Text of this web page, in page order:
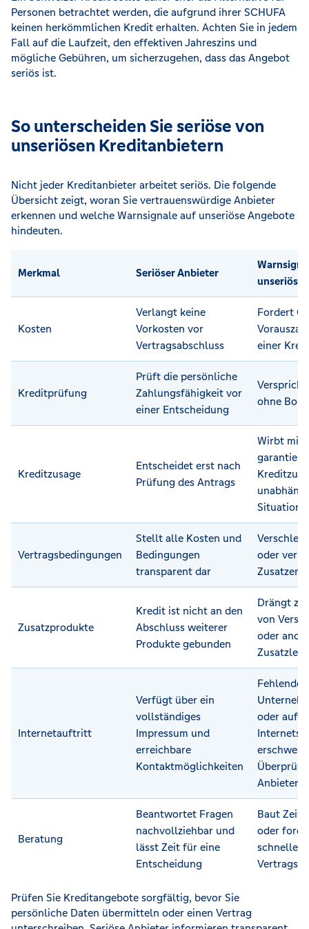
Personen betrachtet werden, die aufgrund ihrer SCHUFA
keinen herkömmlichen Kredit erhalten. Achten Sie in jedem
Fall auf die Laufzeit, den effektiven Jahreszins und
mögliche Gebühren, um sicherzugehen, dass das Angebot
seriös ist.
So unterscheiden Sie seriöse von
unseriösen Kreditanbietern
Nicht jeder Kreditanbieter arbeitet seriös. Die folgende
Übersicht zeigt, woran Sie vertrauenswürdige Anbieter
erkennen und welche Warnsignale auf unseriöse Angebote
hindeuten.
Merkmal Seriöser Anbieter
unseriöse
Kosten
Verlangt keine
Vorkosten vor
Vertragsabschluss
Fordert
einer
Kreditprüfung
Prüft die persönliche
Zahlungsfähigkeit vor
einer Entscheidung
ohne
Kreditzusage
Entscheidet erst nach
Prüfung des Antrags
Wirbt mit
Situation
Vertragsbedingungen
Stellt alle Kosten und
Bedingungen
transparent dar
oder
Zusatzprodukte
Kredit ist nicht an den
Abschluss weiterer
Produkte gebunden
Drängt
von
oder
Internetauftritt
Verfügt über ein
vollständiges
Impressum und
erreichbare
Kontaktmöglichkeiten
Fehlende
oder
Anbieters
Beratung
Beantwortet Fragen
nachvollziehbar und
lässt Zeit für eine
Entscheidung
Baut
oder
schnellen
Prüfen Sie Kreditangebote sorgfältig, bevor Sie
persönliche Daten übermitteln oder einen Vertrag